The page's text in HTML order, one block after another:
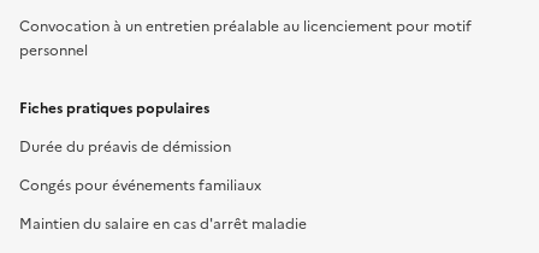
Convocation à un entretien préalable au licenciement pour motif
personnel
Fiches pratiques populaires
Durée du préavis de démission
Congés pour événements familiaux
Maintien du salaire en cas d'arrêt maladie